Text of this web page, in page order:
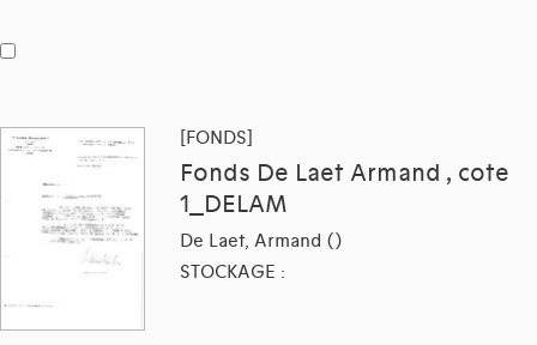
[FONDS]
Fonds De Laet Armand , cote
1_DELAM
De Laet, Armand ()
STOCKAGE :